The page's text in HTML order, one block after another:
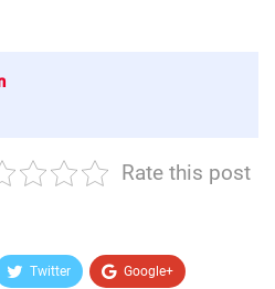
Rate this post
Twitter Google+